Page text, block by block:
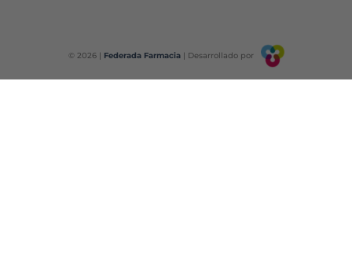
© 2026 | Federada Farmacia| Desarrollado por